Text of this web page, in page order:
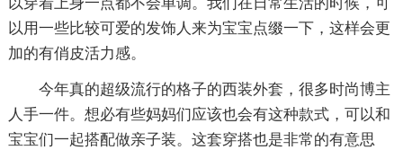
以用一些比较可爱的发饰人来为宝宝点缀一下，这样会更
加的有俏皮活力感。
今年真的超级流行的格子的西装外套，很多时尚博主
人手一件。想必有些妈妈们应该也会有这种款式，可以和
宝宝们一起搭配做亲子装。这套穿搭也是非常的有意思